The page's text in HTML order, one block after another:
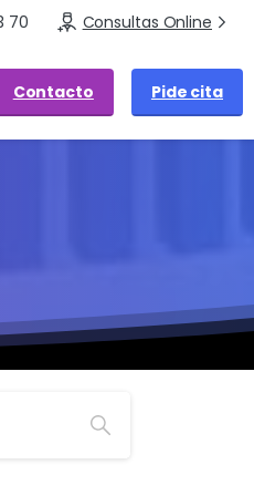
70 Consultas Online
Contacto Pide cita